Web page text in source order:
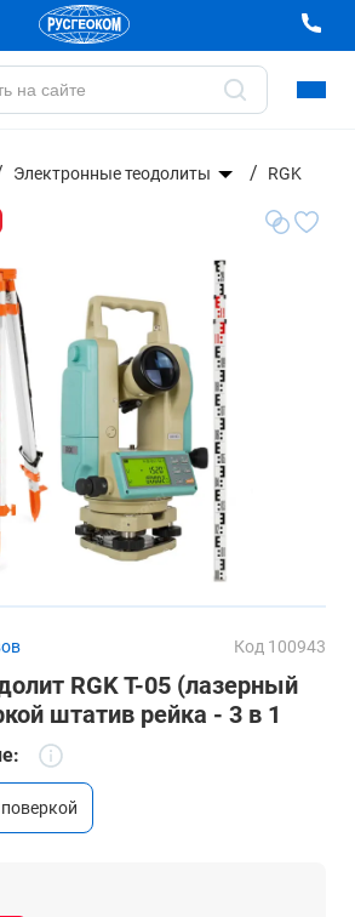
Электронные теодолиты RGK
Код 100943
RGK T-05 (лазерный
штатив рейка - 3 в 1
c поверкой